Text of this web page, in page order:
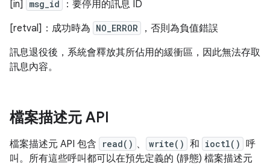
[in]
msg_id
：要停用的訊息 ID
[retval]：成功時為 NO_ERROR
，否則為負值錯誤
訊息退役後，系統會釋放其所佔用的緩衝區，因此無法存取
訊息內容。
檔案描述元 API
檔案描述元 API 包含 read() 、 write() 和 ioctl() 呼
叫。所有這些呼叫都可以在預先定義的 (靜態) 檔案描述元